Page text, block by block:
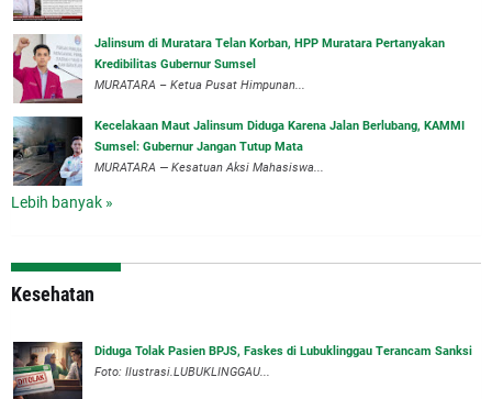
‎Jalinsum di Muratara Telan Korban, HPP Muratara Pertanyakan
Kredibilitas Gubernur Sumsel
MURATARA – Ketua Pusat Himpunan...
‎Kecelakaan Maut Jalinsum Diduga Karena Jalan Berlubang, KAMMI
Sumsel: Gubernur Jangan Tutup Mata
‎MURATARA — Kesatuan Aksi Mahasiswa...
Lebih banyak »
Kesehatan
Diduga Tolak Pasien BPJS, Faskes di Lubuklinggau Terancam Sanksi
Foto: Ilustrasi.LUBUKLINGGAU...